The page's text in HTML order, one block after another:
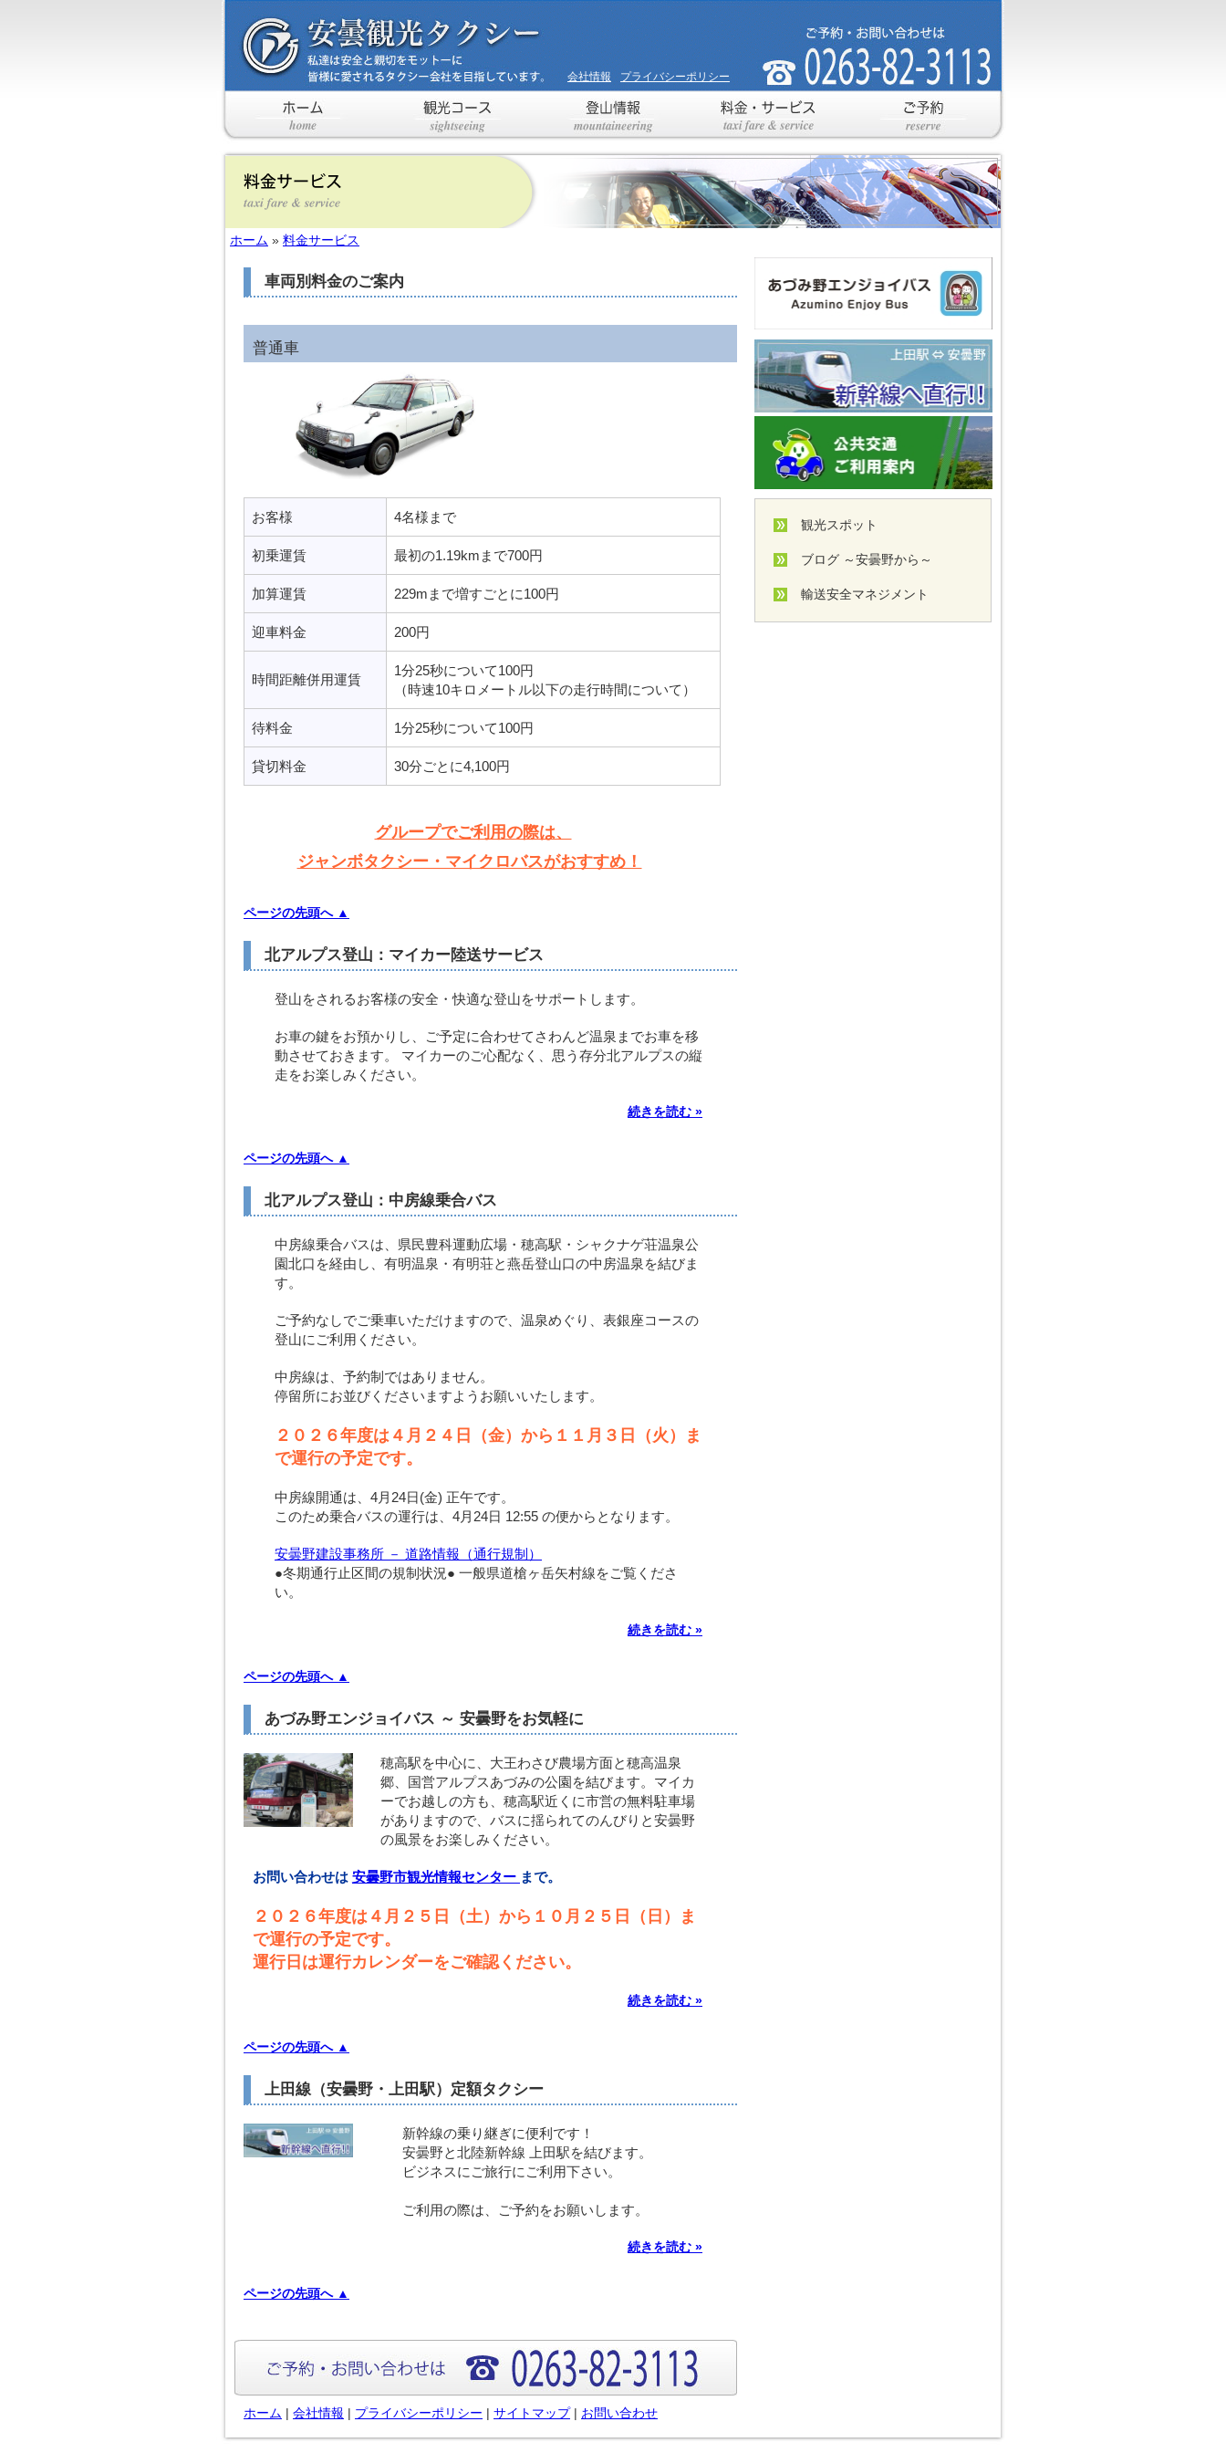
会社情報 プライバシーポリシー
ホーム » 料金サービス
車両別料金のご案内
普通車
お客様 4名様まで
初乗運賃 最初の1.19kmまで700円
加算運賃 229mまで増すごとに100円
迎車料金 200円
時間距離併用運賃
1分25秒について100円
（時速10キロメートル以下の走行時間について）
待料金 1分25秒について100円
貸切料金 30分ごとに4,100円
グループでご利用の際は、
ジャンボタクシー・マイクロバスがおすすめ！
ページの先頭へ ▲
北アルプス登山：マイカー陸送サービス
登山をされるお客様の安全・快適な登山をサポートします。
お車の鍵をお預かりし、ご予定に合わせてさわんど温泉までお車を移
動させておきます。 マイカーのご心配なく、思う存分北アルプスの縦
走をお楽しみください。
続きを読む »
ページの先頭へ ▲
北アルプス登山：中房線乗合バス
中房線乗合バスは、県民豊科運動広場・穂高駅・シャクナゲ荘温泉公
園北口を経由し、有明温泉・有明荘と燕岳登山口の中房温泉を結びま
す。
ご予約なしでご乗車いただけますので、温泉めぐり、表銀座コースの
登山にご利用ください。
中房線は、予約制ではありません。
停留所にお並びくださいますようお願いいたします。
２０２６年度は４月２４日（金）から１１月３日（火）ま
で運行の予定です。
中房線開通は、4月24日(金) 正午です。
このため乗合バスの運行は、4月24日 12:55 の便からとなります。
安曇野建設事務所 － 道路情報（通行規制）
●冬期通行止区間の規制状況● 一般県道槍ヶ岳矢村線をご覧くださ
い。
続きを読む »
ページの先頭へ ▲
あづみ野エンジョイバス ～ 安曇野をお気軽に
穂高駅を中心に、大王わさび農場方面と穂高温泉
郷、国営アルプスあづみの公園を結びます。マイカ
ーでお越しの方も、穂高駅近くに市営の無料駐車場
がありますので、バスに揺られてのんびりと安曇野
の風景をお楽しみください。
お問い合わせは 安曇野市観光情報センター まで。
２０２６年度は４月２５日（土）から１０月２５日（日）ま
で運行の予定です。
運行日は運行カレンダーをご確認ください。
続きを読む »
ページの先頭へ ▲
上田線（安曇野・上田駅）定額タクシー
新幹線の乗り継ぎに便利です！
安曇野と北陸新幹線 上田駅を結びます。
ビジネスにご旅行にご利用下さい。
ご利用の際は、ご予約をお願いします。
続きを読む »
ページの先頭へ ▲
ホーム 会社情報 プライバシーポリシー サイトマップ お問い合わせ
観光スポット
ブログ ～安曇野から～
輸送安全マネジメント